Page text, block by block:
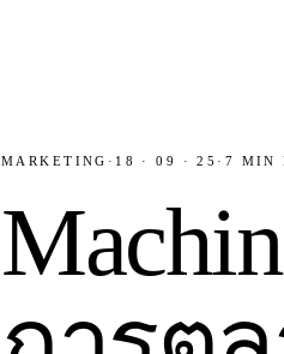
MARKETING · 18 · 09 · 25 · 7 MIN